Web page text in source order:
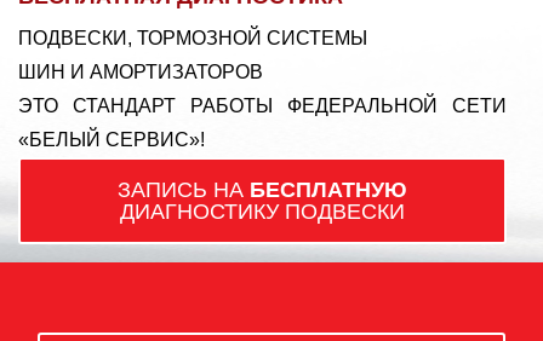
ПОДВЕСКИ, ТОРМОЗНОЙ СИСТЕМЫ
ШИН И АМОРТИЗАТОРОВ
ЭТО СТАНДАРТ РАБОТЫ ФЕДЕРАЛЬНОЙ СЕТИ
«БЕЛЫЙ СЕРВИС»!
ЗАПИСЬ НА БЕСПЛАТНУЮ
ДИАГНОСТИКУ ПОДВЕСКИ